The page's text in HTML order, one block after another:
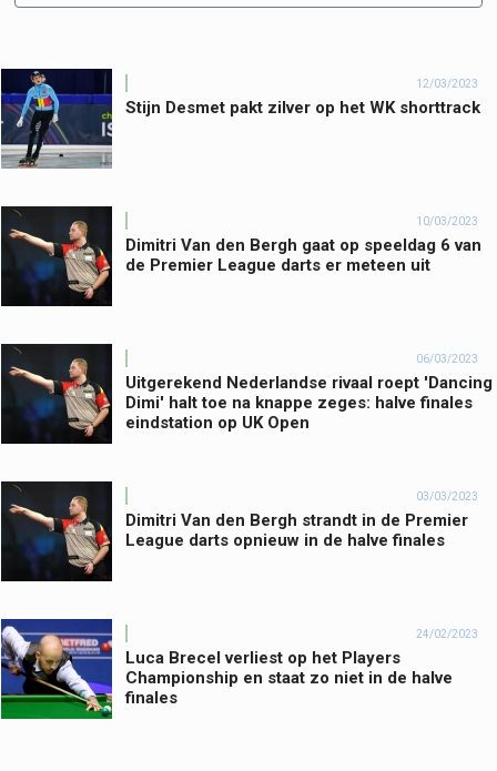
12/03/2023
Stijn Desmet pakt zilver op het WK shorttrack
10/03/2023
Dimitri Van den Bergh gaat op speeldag 6 van
de Premier League darts er meteen uit
06/03/2023
Uitgerekend Nederlandse rivaal roept 'Dancing
Dimi' halt toe na knappe zeges: halve finales
eindstation op UK Open
03/03/2023
Dimitri Van den Bergh strandt in de Premier
League darts opnieuw in de halve finales
24/02/2023
Luca Brecel verliest op het Players
Championship en staat zo niet in de halve
finales